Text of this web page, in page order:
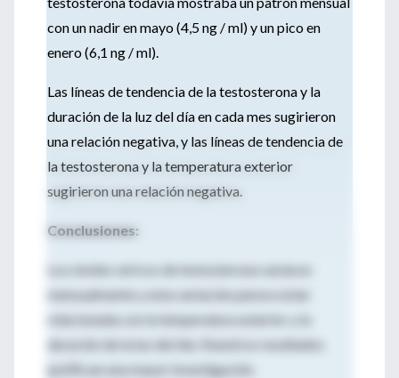
con un nadir en mayo (4,5 ng / ml) y un pico en
enero (6,1 ng / ml).
Las líneas de tendencia de la testosterona y la
duración de la luz del día en cada mes sugirieron
una relación negativa, y las líneas de tendencia de
la testosterona y la temperatura exterior
sugirieron una relación negativa.
Conclusiones:
Los niveles séricos de testosterona variaron
mensualmente y esta variación parece estar
relacionada con la temperatura exterior y la
duración de la luz del día. Nuestros resultados
justifican una mayor investigación.